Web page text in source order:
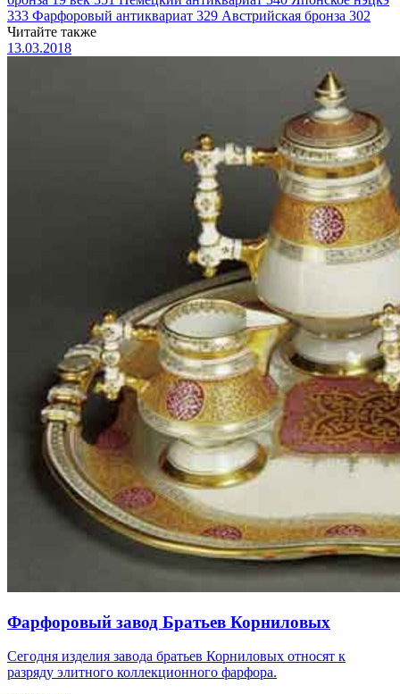
333 Фарфоровый антиквариат 329 Австрийская бронза 302
Читайте также
13.03.2018
Фарфоровый завод Братьев Корниловых
Сегодня изделия завода братьев Корниловых относят к
разряду элитного коллекционного фарфора.